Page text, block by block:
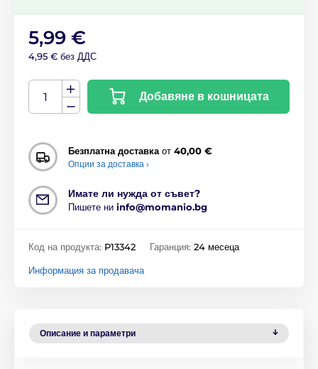
5,99 €
4,95 € без ДДС
Добавяне в кошницата
Безплатна доставка от 40,00 €
Опции за доставка ›
Имате ли нужда от съвет?
Пишете ни info@momanio.bg
Код на продукта: P13342 Гаранция: 24 месеца
Информация за продавача
Описание и параметри